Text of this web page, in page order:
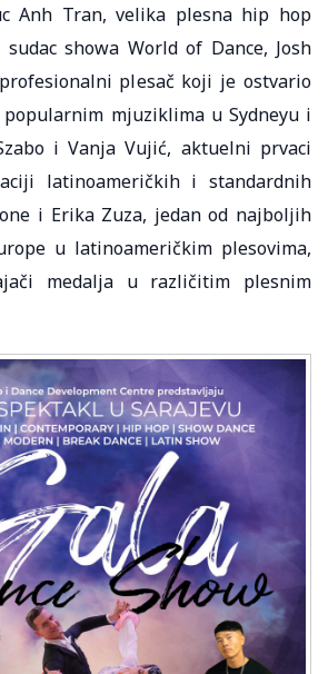
Anh Tran, velika plesna hip hop
showa World of Dance, Josh
plesač koji je ostvario
popularnim mjuziklima u Sydneyu i
i Vanja Vujić, aktuelni prvaci
latinoameričkih i standardnih
i Erika Zuza, jedan od najboljih
u latinoameričkim plesovima,
medalja u različitim plesnim